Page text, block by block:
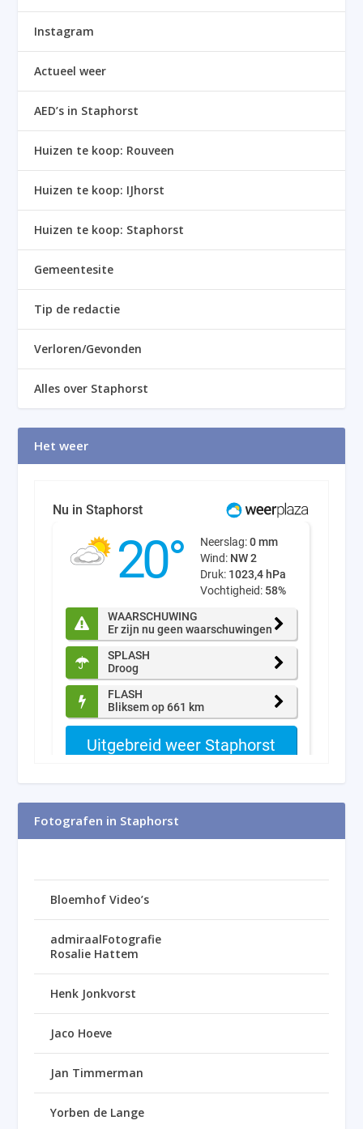
Instagram
Actueel weer
AED’s in Staphorst
Huizen te koop: Rouveen
Huizen te koop: IJhorst
Huizen te koop: Staphorst
Gemeentesite
Tip de redactie
Verloren/Gevonden
Alles over Staphorst
Het weer
Fotografen in Staphorst
Bloemhof Video’s
admiraalFotografie
Rosalie Hattem
Henk Jonkvorst
Jaco Hoeve
Jan Timmerman
Yorben de Lange